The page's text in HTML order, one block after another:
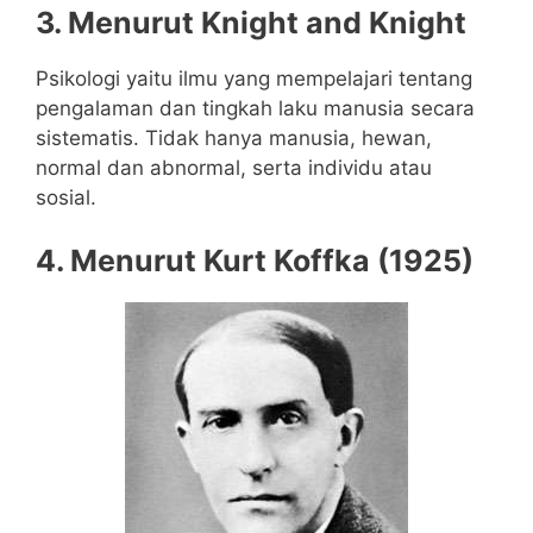
3. Menurut Knight and Knight
Psikologi yaitu ilmu yang mempelajari tentang
pengalaman dan tingkah laku manusia secara
sistematis. Tidak hanya manusia, hewan,
normal dan abnormal, serta individu atau
sosial.
4. Menurut Kurt Koffka (1925)